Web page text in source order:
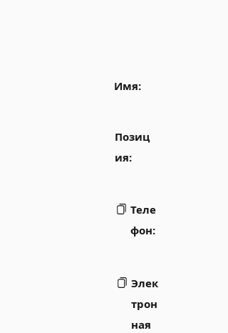
Имя:
Позиц
ия:
Теле
фон:
Элек
трон
ная